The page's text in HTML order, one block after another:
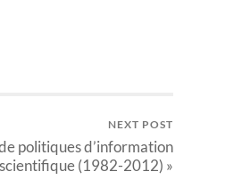
NEXT POST
politiques d’information
scientifique (1982-2012) »